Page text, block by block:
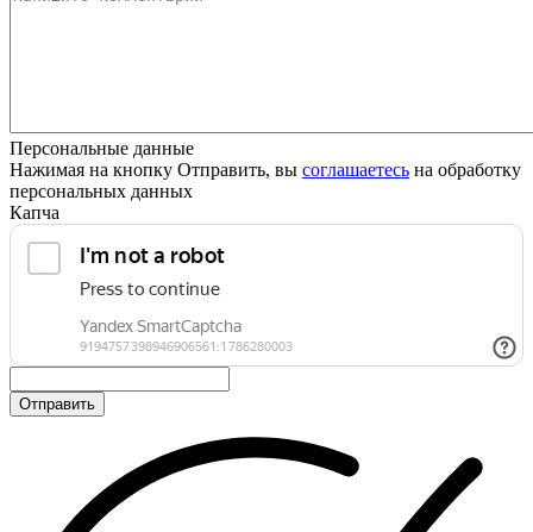
Персональные данные
Нажимая на кнопку Отправить, вы соглашаетесь на обработку
персональных данных
Капча
Отправить